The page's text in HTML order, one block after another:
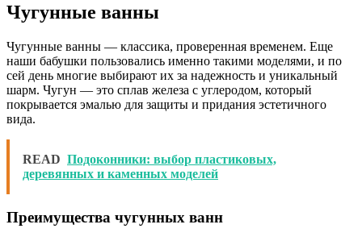
Чугунные ванны
Чугунные ванны — классика, проверенная временем. Еще
наши бабушки пользовались именно такими моделями, и по
сей день многие выбирают их за надежность и уникальный
шарм. Чугун — это сплав железа с углеродом, который
покрывается эмалью для защиты и придания эстетичного
вида.
READ Подоконники: выбор пластиковых,
деревянных и каменных моделей
Преимущества чугунных ванн